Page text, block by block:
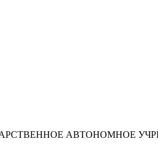
АВТОНОМНОЕ